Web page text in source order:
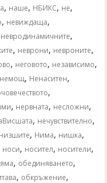
, наше, НБИКС, не,
, невиждаща,
невродинамичните,
, неврони, невроните,
, неговото, независимо,
немощ, Ненаситен,
,
, нервната, несложни,
, нечувствително,
низшите, Нима, нишка,
носи, носител, носители,
, обединяването,
, обкръжение,